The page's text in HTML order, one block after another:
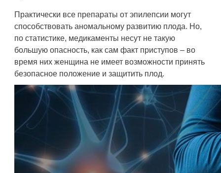
Практически все препараты от эпилепсии могут
способствовать аномальному развитию плода. Но,
по статистике, медикаменты несут не такую
большую опасность, как сам факт приступов – во
время них женщина не имеет возможности принять
безопасное положение и защитить плод.